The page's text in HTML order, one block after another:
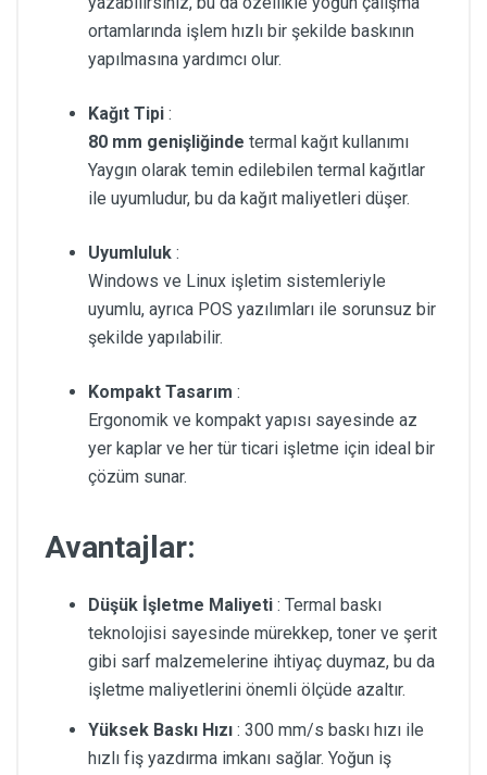
ortamlarında işlem hızlı bir şekilde baskının
yapılmasına yardımcı olur.
Kağıt Tipi :
80 mm genişliğinde termal kağıt kullanımı
Yaygın olarak temin edilebilen termal kağıtlar
ile uyumludur, bu da kağıt maliyetleri düşer.
Uyumluluk :
Windows ve Linux işletim sistemleriyle
uyumlu, ayrıca POS yazılımları ile sorunsuz bir
şekilde yapılabilir.
Kompakt Tasarım :
Ergonomik ve kompakt yapısı sayesinde az
yer kaplar ve her tür ticari işletme için ideal bir
çözüm sunar.
Avantajlar:
Düşük İşletme Maliyeti : Termal baskı
teknolojisi sayesinde mürekkep, toner ve şerit
gibi sarf malzemelerine ihtiyaç duymaz, bu da
işletme maliyetlerini önemli ölçüde azaltır.
Yüksek Baskı Hızı : 300 mm/s baskı hızı ile
hızlı fiş yazdırma imkanı sağlar. Yoğun iş